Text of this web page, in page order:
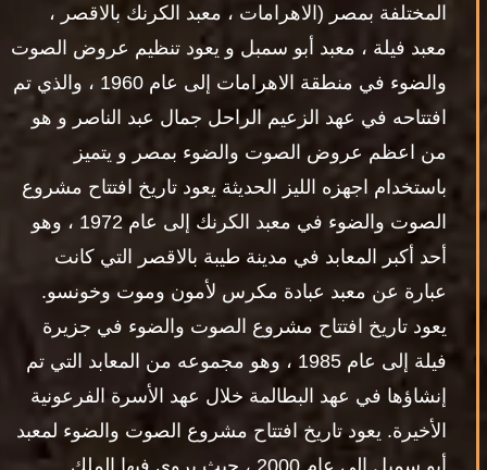
المختلفة بمصر (الاهرامات ، معبد الكرنك بالاقصر ،
معبد فيلة ، معبد أبو سمبل و يعود تنظيم عروض الصوت
والضوء في منطقة الاهرامات إلى عام 1960 ، والذي تم
افتتاحه في عهد الزعيم الراحل جمال عبد الناصر و هو
من اعظم عروض الصوت والضوء بمصر و يتميز
باستخدام اجهزه الليز الحديثة يعود تاريخ افتتاح مشروع
الصوت والضوء في معبد الكرنك إلى عام 1972 ، وهو
أحد أكبر المعابد في مدينة طيبة بالاقصر التي كانت
عبارة عن معبد عبادة مكرس لأمون وموت وخونسو.
يعود تاريخ افتتاح مشروع الصوت والضوء في جزيرة
فيلة إلى عام 1985 ، وهو مجموعه من المعابد التي تم
إنشاؤها في عهد البطالمة خلال عهد الأسرة الفرعونية
الأخيرة. يعود تاريخ افتتاح مشروع الصوت والضوء لمعبد
أبو سمبل إلى عام 2000 ، حيث يروي فيها الملك